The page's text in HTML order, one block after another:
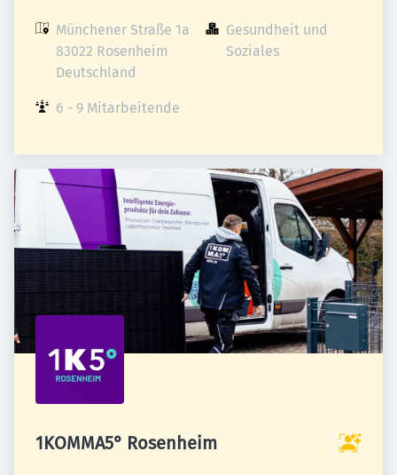
Münchener Straße 1a
83022 Rosenheim
Deutschland
Gesundheit und
Soziales
6 - 9 Mitarbeitende
1KOMMA5° Rosenheim